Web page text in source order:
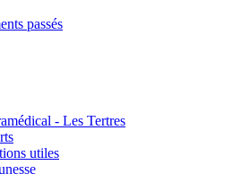
passés
- Les Tertres
utiles